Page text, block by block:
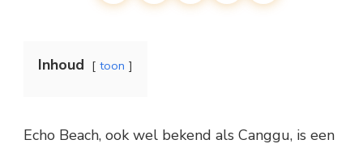
Inhoud toon
Echo Beach, ook wel bekend als Canggu, is een